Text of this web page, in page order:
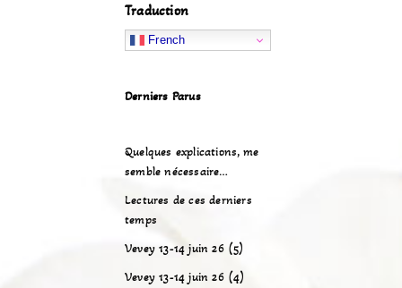
Traduction
French
Derniers Parus
Quelques explications, me
semble nécessaire…
Lectures de ces derniers
temps
Vevey 13-14 juin 26 (5)
Vevey 13-14 juin 26 (4)